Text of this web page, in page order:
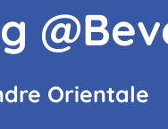
Orientale